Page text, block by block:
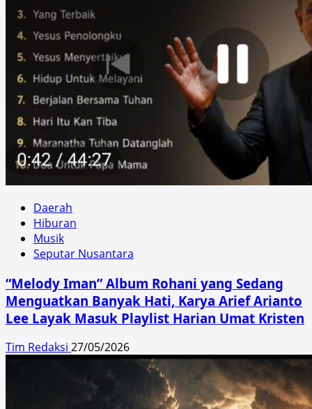
Daerah
Hiburan
Musik
Seputar Nusantara
“Melody Iman” Album Rohani yang Sedang
Menguatkan Banyak Hati, Karya Arief Arianto
Lee Layak Masuk Playlist Harian Umat Kristen
Tim Redaksi 27/05/2026